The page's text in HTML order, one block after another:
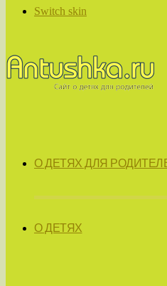
Switch skin
О ДЕТЯХ ДЛЯ
О ДЕТЯХ